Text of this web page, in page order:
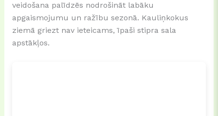
veidošana palīdzēs nodrošināt labāku
apgaismojumu un ražību sezonā. Kauliņkokus
ziemā griezt nav ieteicams, īpaši stipra sala
apstākļos.